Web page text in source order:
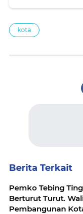
kota
Berita Terkait
Pemko Tebing
Berturut Turut.
Pembangunan